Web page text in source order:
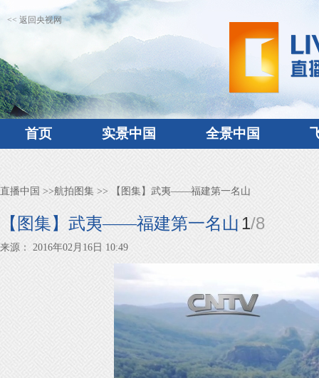
<< 返回央视网
首页 实景中国 全景中国
直播中国 >>航拍图集 >> 【图集】武夷——福建第一名山
【图集】武夷——福建第一名山 1/8
来源： 2016年02月16日 10:49